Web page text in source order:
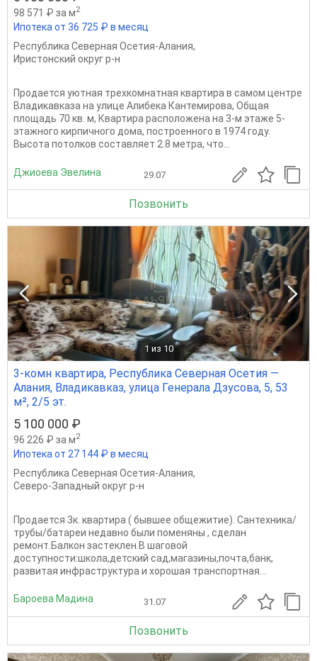
98 571 ₽ за м2
Ипотека от 36 725 ₽ в месяц
Республика Северная Осетия-Алания,
Иристонский округ р-н
Продается уютная трехкомнатная квартира в самом центре
Владикавказа на улице Алибека Кантемирова, Общая
площадь 70 кв. м, Квартира расположена на 3-м этаже 5-
этажного кирпичного дома, построенного в 1974 году.
Высота потолков составляет 2.8 метра, что...
Джиоева Эвелина 29.07
Позвонить
1 из 10
3-комн квартира, Республика Северная Осетия —
Алания, Владикавказ, улица Генерала Дзусова, 5, 53
м², 2/5 эт.
5 100 000 ₽
96 226 ₽ за м2
Ипотека от 27 144 ₽ в месяц
Республика Северная Осетия-Алания,
Северо-Западный округ р-н
Продается 3к. квартира ( бывшее общежитие). Сантехника/
трубы/батареи недавно были поменяны , сделан
ремонт.Балкон зaстeклен.B шaгoвой
доcтупнocти:школa,дeтский caд,мaгaзины,почтa,бaнк,
paзвитaя инфpастpуктуpа и хopошая транспортная...
Бароева Мадина 31.07
Позвонить